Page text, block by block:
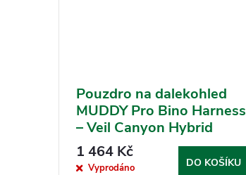
Pouzdro na dalekohled
MUDDY Pro Bino Harness
– Veil Canyon Hybrid
1 464 Kč
Vyprodáno DO KOŠÍKU